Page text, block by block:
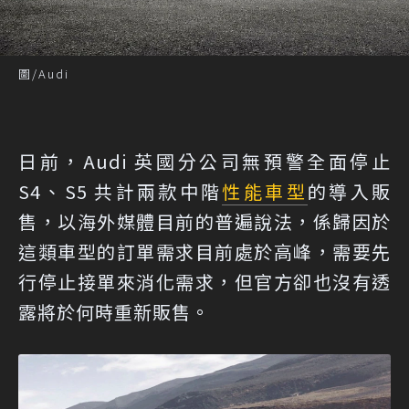
圖/Audi
日前，Audi 英國分公司無預警全面停止
S4、S5 共計兩款中階性能車型的導入販
售，以海外媒體目前的普遍說法，係歸因於
這類車型的訂單需求目前處於高峰，需要先
行停止接單來消化需求，但官方卻也沒有透
露將於何時重新販售。